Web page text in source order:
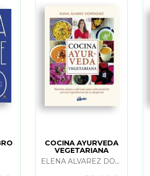
COCINA AYURVEDA
VEGETARIANA
ELENA ALVAREZ DOMINGUEZ